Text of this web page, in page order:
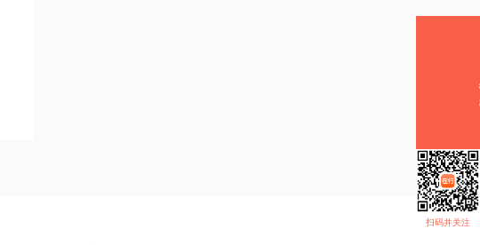
扫码并关注